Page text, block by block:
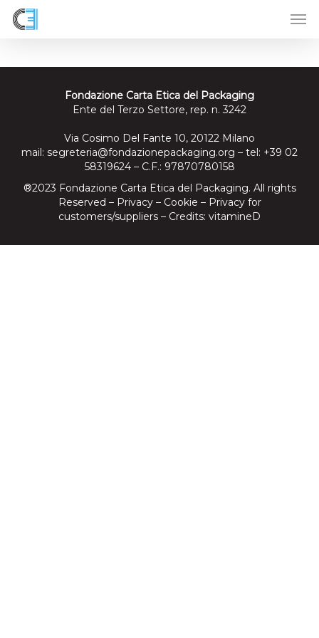
Skip
Fondazione Carta Etica del Packaging
Ente del Terzo Settore, rep. n. 3242
Via Cosimo Del Fante 10, 20122 Milano
mail: segreteria@fondazionepackaging.org – tel: +39 02
58319624 – C.F.: 97870780158
®2023 Fondazione Carta Etica del Packaging. All rights
Reserved – Privacy– Cookie – Privacy for
customers/suppliers – Credits: vitamineD